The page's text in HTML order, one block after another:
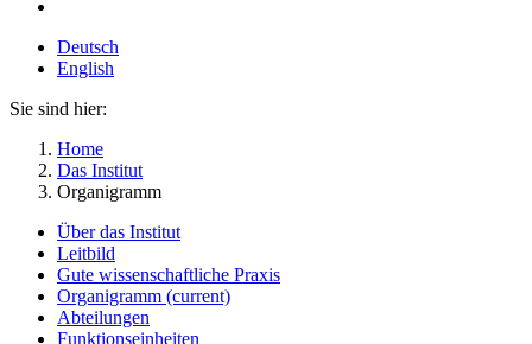
Deutsch
English
Sie sind hier:
Home
Das Institut
Organigramm
Über das Institut
Leitbild
Gute wissenschaftliche Praxis
Organigramm (current)
Abteilungen
Funktionseinheiten